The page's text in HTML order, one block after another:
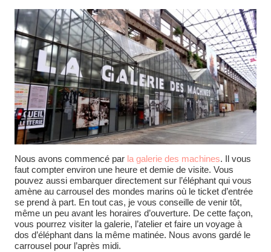
Nous avons commencé par la galerie des machines. Il vous
faut compter environ une heure et demie de visite. Vous
pouvez aussi embarquer directement sur l’éléphant qui vous
amène au carrousel des mondes marins où le ticket d’entrée
se prend à part. En tout cas, je vous conseille de venir tôt,
même un peu avant les horaires d’ouverture. De cette façon,
vous pourrez visiter la galerie, l’atelier et faire un voyage à
dos d’éléphant dans la même matinée. Nous avons gardé le
carrousel pour l’après midi.